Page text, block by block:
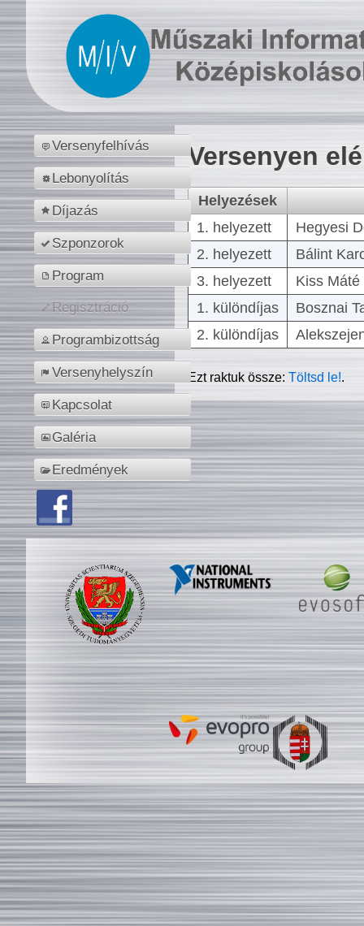
Versenyfelhívás
Lebonyolítás
Díjazás
Szponzorok
Program
Regisztráció
Programbizottság
Versenyhelyszín
Kapcsolat
Galéria
Eredmények
Versenyen
Helyezések
1. helyezett
Hegyesi
2. helyezett
Bálint
3. helyezett
Kiss
1. különdíjas
Bosznai
2. különdíjas
Ezt raktuk össze:Töltsd le!.